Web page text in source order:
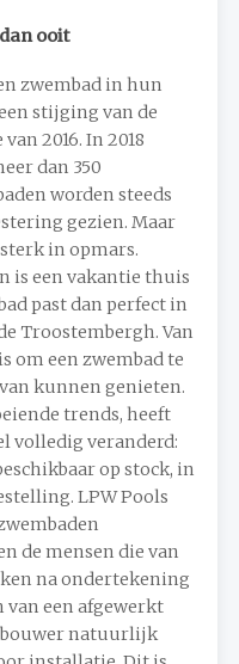
ooit
zwembad in hun
stijging van de
2016. In 2018
dan 350
worden steeds
gezien. Maar
in opmars.
is een vakantie thuis
past dan perfect in
Troostembergh. Van
om een zwembad te
kunnen genieten.
trends, heeft
volledig veranderd:
op stock, in
LPW Pools
de mensen die van
na ondertekening
een afgewerkt
natuurlijk